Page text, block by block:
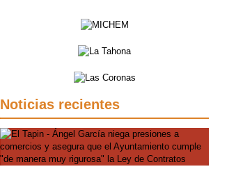
Noticias recientes